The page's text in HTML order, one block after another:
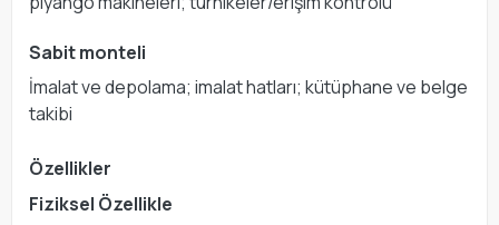
Sabit monteli
İmalat ve depolama; imalat hatları; kütüphane ve belge
takibi
Özellikler
Fiziksel Özellikle